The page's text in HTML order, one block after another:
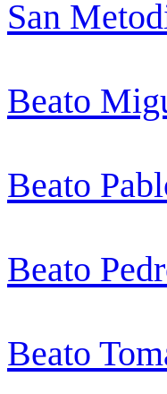
San
Beato
Beato
Beato
Beato